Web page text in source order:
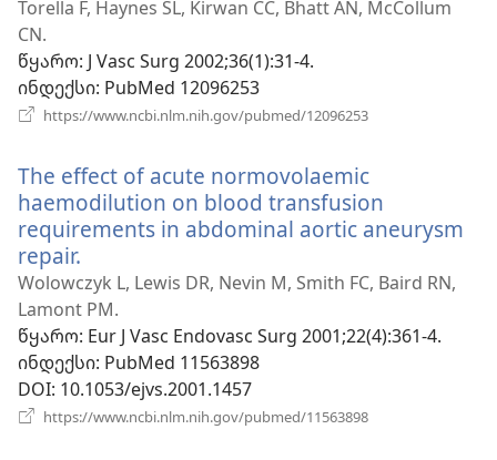
Torella F, Haynes SL, Kirwan CC, Bhatt AN, McCollum
CN.
წყარო‎: J Vasc Surg 2002;36(1):31-4.
ინდექსი‎: PubMed 12096253
https://www.ncbi.nlm.nih.gov/pubmed/12096253
The effect of acute normovolaemic
haemodilution on blood transfusion
requirements in abdominal aortic aneurysm
repair.
ახალი
ფანჯარა)
Wolowczyk L, Lewis DR, Nevin M, Smith FC, Baird RN,
Lamont PM.
წყარო‎: Eur J Vasc Endovasc Surg 2001;22(4):361-4.
ინდექსი‎: PubMed 11563898
DOI‎: 10.1053/ejvs.2001.1457
https://www.ncbi.nlm.nih.gov/pubmed/11563898